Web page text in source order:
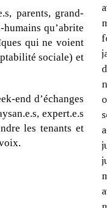
parents, grand-
qu’abrite
qui ne voient
sociale) et
end d’échanges
expert.e.s
les tenants et